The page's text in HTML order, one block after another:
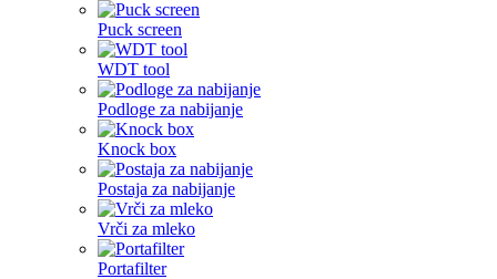
Puck screen
WDT tool
Podloge za nabijanje
Knock box
Postaja za nabijanje
Vrči za mleko
Portafilter